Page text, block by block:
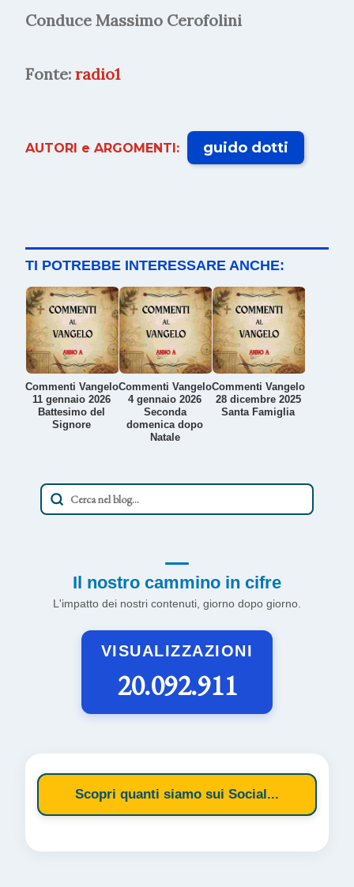
Conduce Massimo Cerofolini
Fonte: radio1
AUTORI e ARGOMENTI: guido dotti
TI POTREBBE INTERESSARE ANCHE:
Commenti Vangelo
11 gennaio 2026
Battesimo del
Signore
Commenti Vangelo
4 gennaio 2026
Seconda
domenica dopo
Natale
Commenti Vangelo
28 dicembre 2025
Santa Famiglia
Il nostro cammino in cifre
L'impatto dei nostri contenuti, giorno dopo giorno.
VISUALIZZAZIONI
20.092.911
Scopri quanti siamo sui Social...